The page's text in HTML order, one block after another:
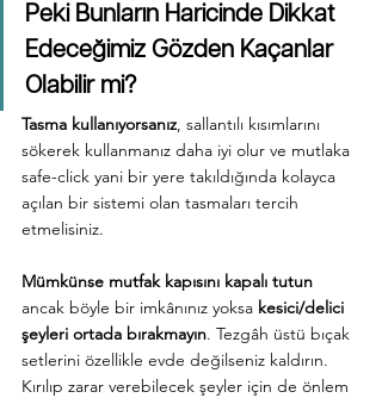
Peki Bunların Haricinde Dikkat
Edeceğimiz Gözden Kaçanlar
Olabilir mi?
Tasma kullanıyorsanız, sallantılı kısımlarını
sökerek kullanmanız daha iyi olur ve mutlaka
safe-click yani bir yere takıldığında kolayca
açılan bir sistemi olan tasmaları tercih
etmelisiniz.
Mümkünse mutfak kapısını kapalı tutun
ancak böyle bir imkânınız yoksa kesici/delici
şeyleri ortada bırakmayın. Tezgâh üstü bıçak
setlerini özellikle evde değilseniz kaldırın.
Kırılıp zarar verebilecek şeyler için de önlem